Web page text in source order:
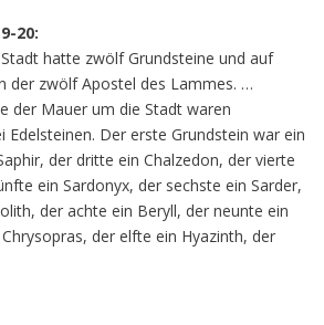
20:
hatte zwölf Grundsteine und auf
der zwölf Apostel des Lammes. …
der Mauer um die Stadt waren
Edelsteinen. Der erste Grundstein war ein
der dritte ein Chalzedon, der vierte
ein Sardonyx, der sechste ein Sarder,
der achte ein Beryll, der neunte ein
der elfte ein Hyazinth, der